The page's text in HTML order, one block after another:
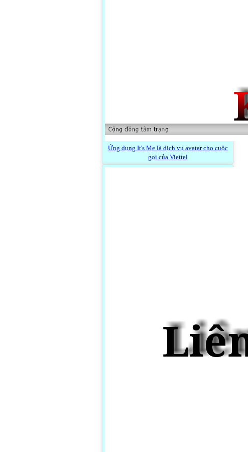
Ứng dụng It's Me là dịch vụ avatar cho cuộc
gọi của Viettel